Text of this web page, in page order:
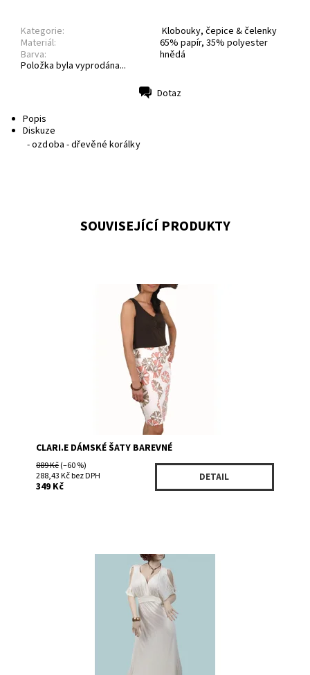
Kategorie:
Klobouky, čepice & čelenky
Materiál:
65% papír, 35% polyester
Barva:
hnědá
Položka byla vyprodána...
Dotaz
Popis
Diskuze
- ozdoba - dřevěné korálky
SOUVISEJÍCÍ PRODUKTY
Skladem 1
1M2271ML
Clari.e
CLARI.E DÁMSKÉ ŠATY BAREVNÉ
889 Kč(–60 %)
288,43 Kč bez DPH
349 Kč
DETAIL
Skladem 1
1381CR
Mulata U S A